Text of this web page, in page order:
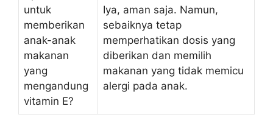
untuk
memberikan
anak-anak
makanan
yang
mengandung
vitamin E?
Iya, aman saja. Namun,
sebaiknya tetap
memperhatikan dosis yang
diberikan dan memilih
makanan yang tidak memicu
alergi pada anak.